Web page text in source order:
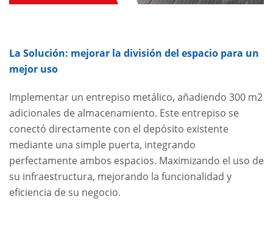
La Solución: mejorar la división del espacio para un
mejor uso
Implementar un entrepiso metálico, añadiendo 300 m2
adicionales de almacenamiento. Este entrepiso se
conectó directamente con el depósito existente
mediante una simple puerta, integrando
perfectamente ambos espacios. Maximizando el uso de
su infraestructura, mejorando la funcionalidad y
eficiencia de su negocio.